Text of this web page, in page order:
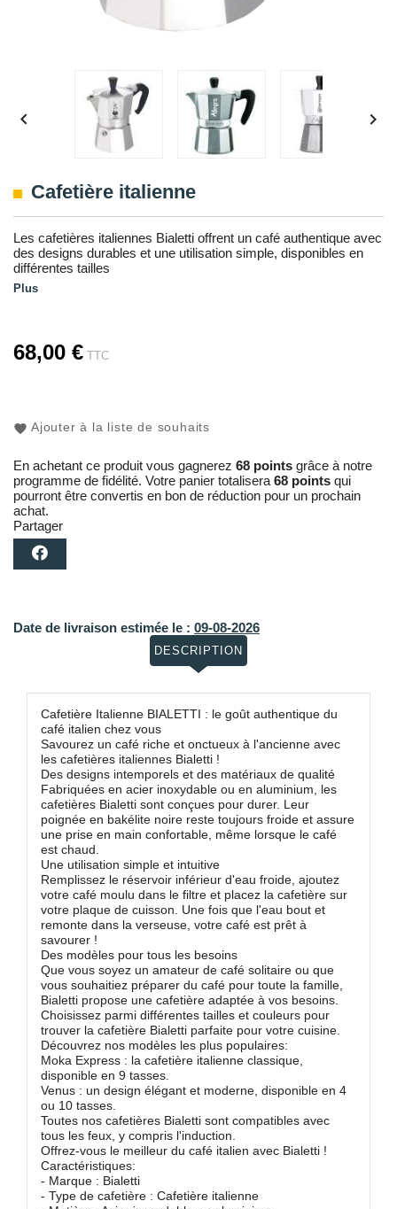
 
Cafetière italienne
Les cafetières italiennes Bialetti offrent un café authentique avec
des designs durables et une utilisation simple, disponibles en
différentes tailles
Plus
68,00 € TTC
Ajouter à la liste de souhaits
En achetant ce produit vous gagnerez 68 points grâce à notre
programme de fidélité. Votre panier totalisera 68 points qui
pourront être convertis en bon de réduction pour un prochain
achat.
Partager
Date de livraison estimée le : 09-08-2026
DESCRIPTION
Cafetière Italienne BIALETTI : le goût authentique du
café italien chez vous
Savourez un café riche et onctueux à l'ancienne avec
les cafetières italiennes Bialetti !
Des designs intemporels et des matériaux de qualité
Fabriquées en acier inoxydable ou en aluminium, les
cafetières Bialetti sont conçues pour durer. Leur
poignée en bakélite noire reste toujours froide et assure
une prise en main confortable, même lorsque le café
est chaud.
Une utilisation simple et intuitive
Remplissez le réservoir inférieur d'eau froide, ajoutez
votre café moulu dans le filtre et placez la cafetière sur
votre plaque de cuisson. Une fois que l'eau bout et
remonte dans la verseuse, votre café est prêt à
savourer !
Des modèles pour tous les besoins
Que vous soyez un amateur de café solitaire ou que
vous souhaitiez préparer du café pour toute la famille,
Bialetti propose une cafetière adaptée à vos besoins.
Choisissez parmi différentes tailles et couleurs pour
trouver la cafetière Bialetti parfaite pour votre cuisine.
Découvrez nos modèles les plus populaires:
Moka Express : la cafetière italienne classique,
disponible en 9 tasses.
Venus : un design élégant et moderne, disponible en 4
ou 10 tasses.
Toutes nos cafetières Bialetti sont compatibles avec
tous les feux, y compris l'induction.
Offrez-vous le meilleur du café italien avec Bialetti !
Caractéristiques:
- Marque : Bialetti
- Type de cafetière : Cafetière italienne